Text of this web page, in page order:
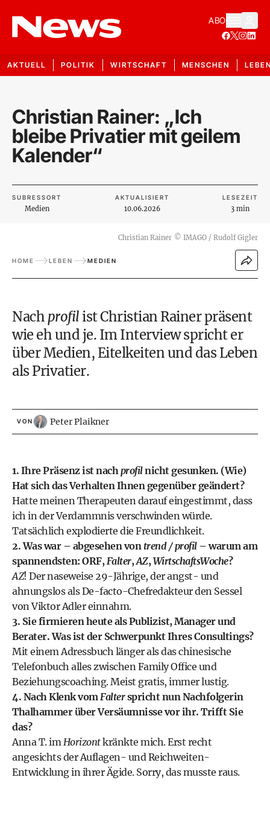
ABO
AKTUELL POLITIK WIRTSCHAFT MENSCHEN
Christian Rainer: „Ich
bleibe Privatier mit geilem
Kalender“
SUBRESSORT
Medien
AKTUALISIERT
10.06.2026
LESEZEIT
3 min
Christian Rainer © IMAGO / Rudolf Gigler
HOME LEBEN MEDIEN
Nach profil ist Christian Rainer präsent
wie eh und je. Im Interview spricht er
über Medien, Eitelkeiten und das Leben
als Privatier.
VON Peter Plaikner
1. Ihre Präsenz ist nachprofilnicht gesunken. (Wie)
Hat sich das Verhalten Ihnen gegenüber geändert?
Hatte meinen Therapeuten darauf eingestimmt, dass
ich in der Verdammnis verschwinden würde.
Tatsächlich explodierte die Freundlichkeit.
2. Was war – abgesehen von trend / profil– warum am
spannendsten: ORF,Falter,AZ,WirtschaftsWoche?
AZ! Der naseweise 29-Jährige, der angst- und
ahnungslos als De-facto-Chefredakteur den Sessel
von Viktor Adler einnahm.
3. Sie firmieren heute als Publizist, Manager und
Berater. Was ist der Schwerpunkt Ihres Consultings?
Mit einem Adressbuch länger als das chinesische
Telefonbuch alles zwischen Family Office und
Beziehungscoaching. Meist gratis, immer lustig.
4. Nach Klenk vomFalterspricht nun Nachfolgerin
Thalhammer über Versäumnisse vor ihr. Trifft Sie
das?
Anna T. imHorizontkränkte mich. Erst recht
angesichts der Auflagen- und Reichweiten-
Entwicklung in ihrer Ägide. Sorry, das musste raus.